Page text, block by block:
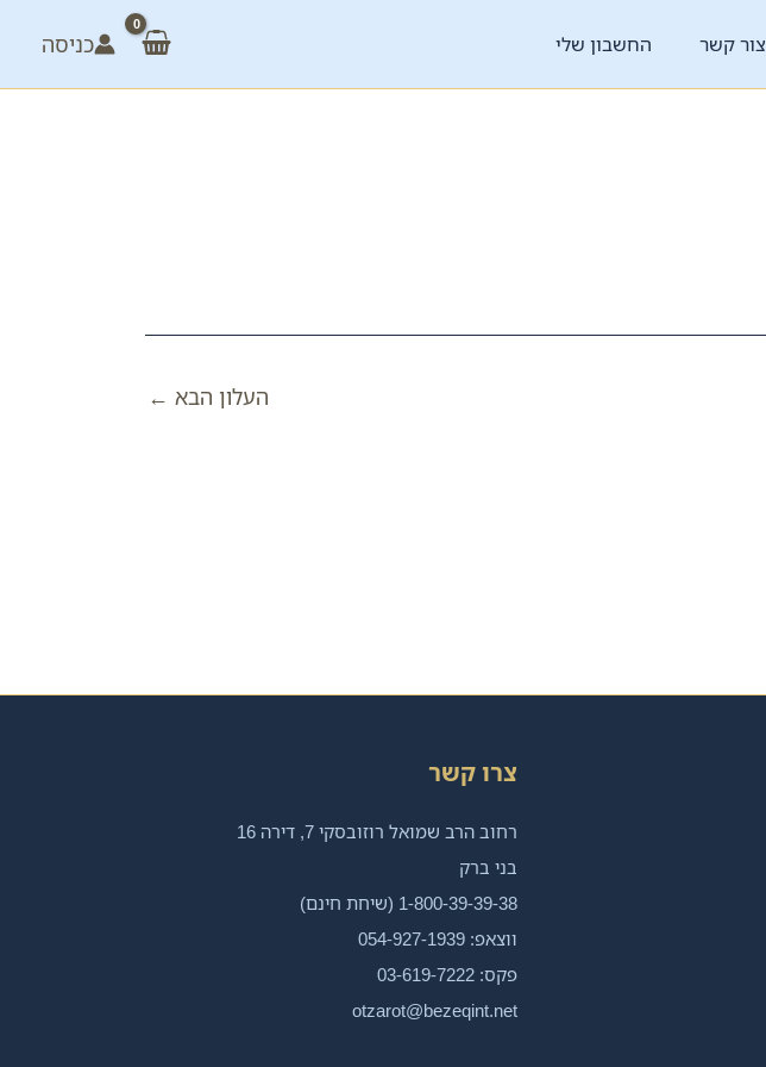
צור קשר החשבון שלי כניסה
העלון הבא ←
צרו קשר
רחוב הרב שמואל רוזובסקי 7, דירה 16
בני ברק
1-800-39-39-38 (שיחת חינם)
ווצאפ: 054-927-1939
פקס: 03-619-7222
otzarot@bezeqint.net